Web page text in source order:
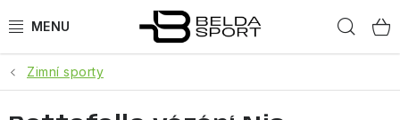
na
SPORTY
Zimní sporty